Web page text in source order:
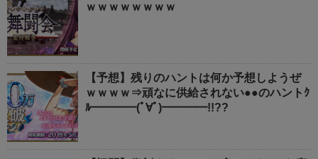
ｗｗｗｗｗｗｗｗ
【予想】残りのハントは何か予想しようぜ
ｗｗｗｗ⇒頑なに供給されない●●のハントｸ
ﾙ━━━━(ﾟ∀ﾟ)━━━━!!??